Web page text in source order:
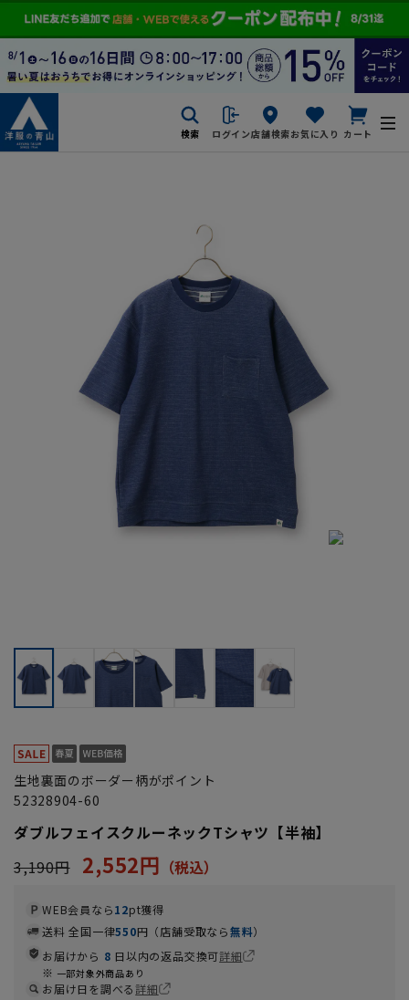
検索 ログイン店舗検索お気に入り カート
生地裏面のボーダー柄がポイント
52328904-60
ダブルフェイスクルーネックTシャツ【半袖】
3,190円 2,552円
WEB会員なら12pt獲得
送料 全国一律550円（店舗受取なら無料）
お届けから 8 日以内の返品交換可詳細
一部対象外商品あり
お届け日を調べる詳細